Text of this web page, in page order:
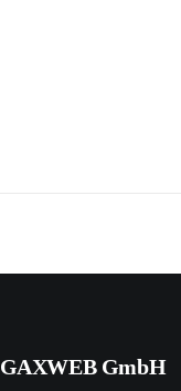
GAXWEB GmbH